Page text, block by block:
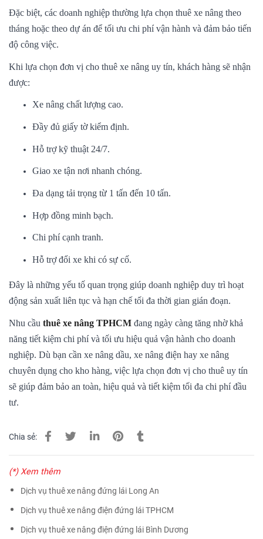
Đặc biệt, các doanh nghiệp thường lựa chọn thuê xe nâng theo
tháng hoặc theo dự án để tối ưu chi phí vận hành và đảm bảo tiến
độ công việc.
Khi lựa chọn đơn vị cho thuê xe nâng uy tín, khách hàng sẽ nhận
được:
Xe nâng chất lượng cao.
Đầy đủ giấy tờ kiểm định.
Hỗ trợ kỹ thuật 24/7.
Giao xe tận nơi nhanh chóng.
Đa dạng tải trọng từ 1 tấn đến 10 tấn.
Hợp đồng minh bạch.
Chi phí cạnh tranh.
Hỗ trợ đổi xe khi có sự cố.
Đây là những yếu tố quan trọng giúp doanh nghiệp duy trì hoạt
động sản xuất liên tục và hạn chế tối đa thời gian gián đoạn.
Nhu cầu thuê xe nâng TPHCM đang ngày càng tăng nhờ khả
năng tiết kiệm chi phí và tối ưu hiệu quả vận hành cho doanh
nghiệp. Dù bạn cần xe nâng dầu, xe nâng điện hay xe nâng
chuyên dụng cho kho hàng, việc lựa chọn đơn vị cho thuê uy tín
sẽ giúp đảm bảo an toàn, hiệu quả và tiết kiệm tối đa chi phí đầu
tư.
Chia sẻ:
(*) Xem thêm
Dịch vụ thuê xe nâng đứng lái Long An
Dịch vụ thuê xe nâng điện đứng lái TPHCM
Dịch vụ thuê xe nâng điện đứng lái Bình Dương